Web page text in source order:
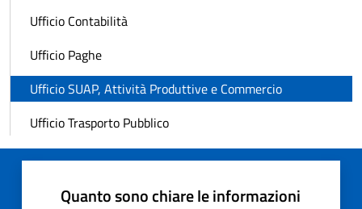
Ufficio Contabilità
Ufficio Paghe
Ufficio SUAP, Attività Produttive e Commercio
Ufficio Trasporto Pubblico
Quanto sono chiare le informazioni